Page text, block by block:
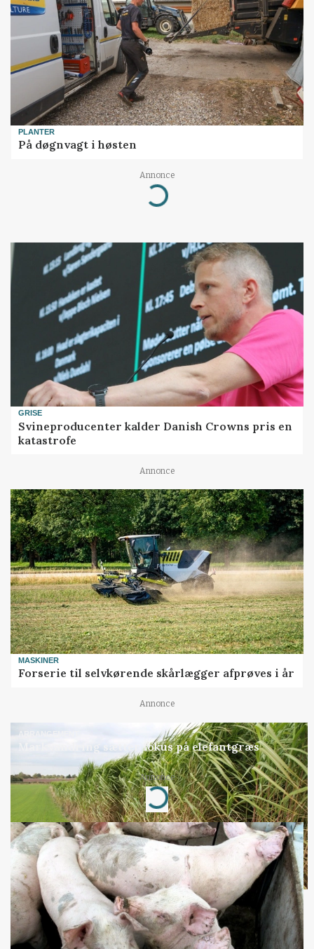
PLANTER
På døgnvagt i høsten
Annonce
Loading...
GRISE
Svineproducenter kalder Danish Crowns pris en
katastrofe
Annonce
MASKINER
Forserie til selvkørende skårlægger afprøves i år
Annonce
ARRANGEMENT
Markvandring sætter fokus på elefantgræs
Annonce
Loading...